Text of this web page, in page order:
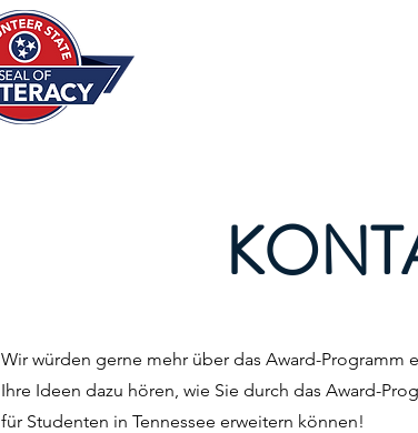
Wir würden gerne mehr über das Award-Programm
Ihre Ideen dazu hören, wie Sie durch das Award-
für Studenten in Tennessee erweitern können!